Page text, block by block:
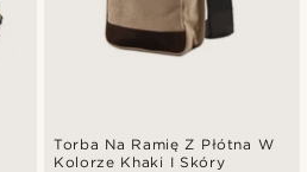
Torba Na Ramię Z Płótna W
Kolorze Khaki I Skóry